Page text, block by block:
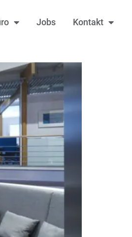
Jobs Kontakt